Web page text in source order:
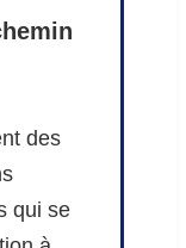
des
qui se